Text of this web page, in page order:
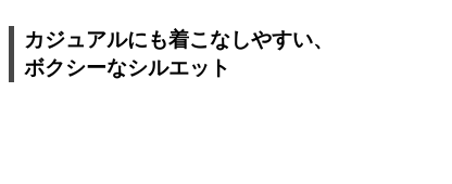
カジュアルにも着こなしやすい、
ボクシーなシルエット